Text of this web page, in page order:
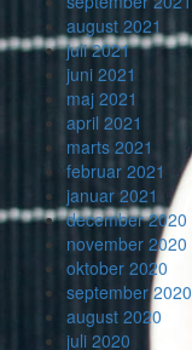
august 2021
juli 2021
juni 2021
maj 2021
april 2021
marts 2021
februar 2021
januar 2021
december 2020
november 2020
oktober 2020
september 2020
august 2020
juli 2020